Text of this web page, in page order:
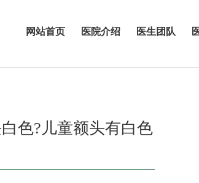
网站首页 医院介绍 医生团队
色?儿童额头有白色